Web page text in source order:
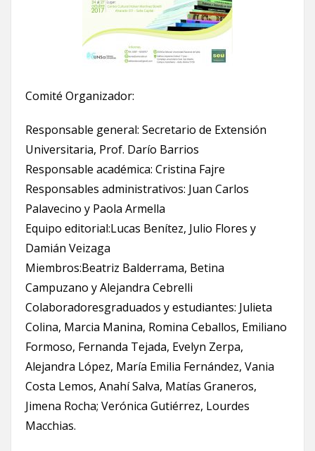
Comité Organizador:
Responsable general: Secretario de Extensión
Universitaria, Prof. Darío Barrios
Responsable académica: Cristina Fajre
Responsables administrativos: Juan Carlos
Palavecino y Paola Armella
Equipo editorial:Lucas Benítez, Julio Flores y
Damián Veizaga
Miembros:Beatriz Balderrama, Betina
Campuzano y Alejandra Cebrelli
Colaboradoresgraduados y estudiantes: Julieta
Colina, Marcia Manina, Romina Ceballos, Emiliano
Formoso, Fernanda Tejada, Evelyn Zerpa,
Alejandra López, María Emilia Fernández, Vania
Costa Lemos, Anahí Salva, Matías Graneros,
Jimena Rocha; Verónica Gutiérrez, Lourdes
Macchias.